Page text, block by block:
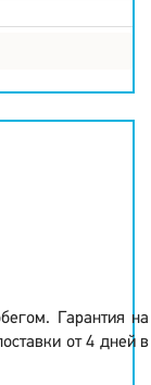
Гарантия на
от 4 дней в